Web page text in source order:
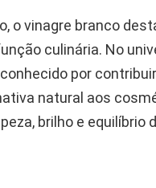
o vinagre branco
culinária. No
por
natural aos
brilho e equilíbrio